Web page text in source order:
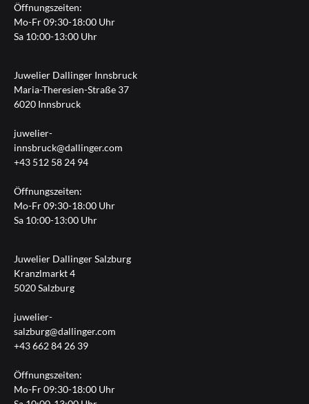
Öffnungszeiten:
Mo-Fr 09:30-18:00 Uhr
Sa 10:00-13:00 Uhr
Juwelier Dallinger Innsbruck
Maria-Theresien-Straße 37
6020 Innsbruck
juwelier-
innsbruck@dallinger.com
+43 512 58 24 94
Öffnungszeiten:
Mo-Fr 09:30-18:00 Uhr
Sa 10:00-13:00 Uhr
Juwelier Dallinger Salzburg
Kranzlmarkt 4
5020 Salzburg
juwelier-
salzburg@dallinger.com
+43 662 84 26 39
Öffnungszeiten:
Mo-Fr 09:30-18:00 Uhr